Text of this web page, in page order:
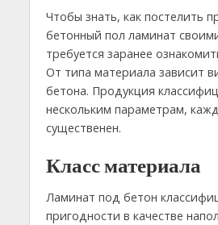
Чтобы знать, как постелить
бетонный пол ламинат
требуется заранее
От типа материала зависит
бетона. Продукция
нескольким параметрам,
существенен.
Класс материала
Ламинат под бетон
пригодности в качестве